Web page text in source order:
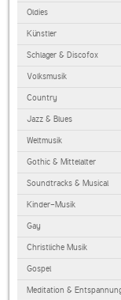
Oldies
Künstler
Schlager & Discofox
Volksmusik
Country
Jazz & Blues
Weltmusik
Gothic & Mittelalter
Soundtracks & Musical
Kinder-Musik
Gay
Christliche Musik
Gospel
Meditation &